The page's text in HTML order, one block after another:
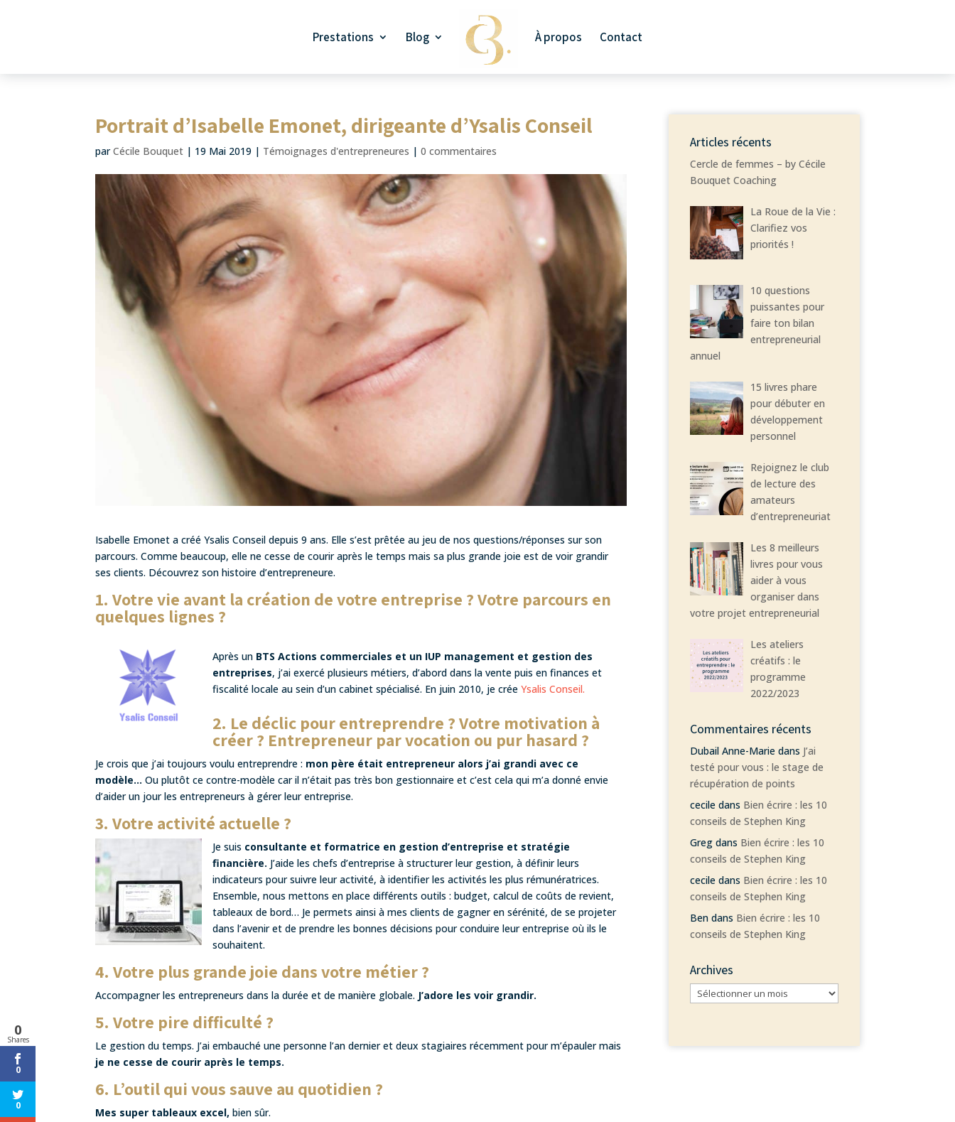
Prestations Blog À propos Contact
Portrait d’Isabelle Emonet, dirigeante d’Ysalis Conseil
parCécile Bouquet | 19 Mai 2019 | Témoignages d'entrepreneures |0 commentaires
Isabelle Emonet a créé Ysalis Conseil depuis 9 ans. Elle s’est prêtée au jeu de nos questions/réponses sur son
parcours. Comme beaucoup, elle ne cesse de courir après le temps mais sa plus grande joie est de voir grandir
ses clients. Découvrez son histoire d’entrepreneure.
1. Votre vie avant la création de votre entreprise ? Votre parcours en
quelques lignes ?
Après un BTS Actions commerciales et un IUP management et gestion des
entreprises, j’ai exercé plusieurs métiers, d’abord dans la vente puis en finances et
fiscalité locale au sein d’un cabinet spécialisé. En juin 2010, je créeYsalis Conseil.
2. Le déclic pour entreprendre ? Votre motivation à
créer ? Entrepreneur par vocation ou pur hasard ?
Je crois que j’ai toujours voulu entreprendre : mon père était entrepreneur alors j’ai grandi avec ce
modèle… Ou plutôt ce contre-modèle car il n’était pas très bon gestionnaire et c’est cela qui m’a donné envie
d’aider un jour les entrepreneurs à gérer leur entreprise.
3. Votre activité actuelle ?
Je suis consultante et formatrice en gestion d’entreprise et stratégie
financière. J’aide les chefs d’entreprise à structurer leur gestion, à définir leurs
indicateurs pour suivre leur activité, à identifier les activités les plus rémunératrices.
Ensemble, nous mettons en place différents outils : budget, calcul de coûts de revient,
tableaux de bord… Je permets ainsi à mes clients de gagner en sérénité, de se projeter
dans l’avenir et de prendre les bonnes décisions pour conduire leur entreprise où ils le
souhaitent.
4. Votre plus grande joie dans votre métier ?
Accompagner les entrepreneurs dans la durée et de manière globale. J’adore les voir grandir.
5. Votre pire difficulté ?
Le gestion du temps. J’ai embauché une personne l’an dernier et deux stagiaires récemment pour m’épauler mais
je ne cesse de courir après le temps.
6. L’outil qui vous sauve au quotidien ?
Mes super tableaux excel, bien sûr.
Articles récents
Cercle de femmes – by Cécile
Bouquet Coaching
La Roue de la Vie :
Clarifiez vos
priorités !
10 questions
puissantes pour
faire ton bilan
entrepreneurial
annuel
15 livres phare
pour débuter en
développement
personnel
Rejoignez le club
de lecture des
amateurs
d’entrepreneuriat
Les 8 meilleurs
livres pour vous
aider à vous
organiser dans
votre projet entrepreneurial
Les ateliers
créatifs : le
programme
2022/2023
Commentaires récents
Dubail Anne-Mariedans J’ai
testé pour vous : le stage de
récupération de points
ceciledans Bien écrire : les 10
conseils de Stephen King
Gregdans Bien écrire : les 10
conseils de Stephen King
ceciledans Bien écrire : les 10
conseils de Stephen King
Bendans Bien écrire : les 10
conseils de Stephen King
Archives
Archives
0
Shares
0
0